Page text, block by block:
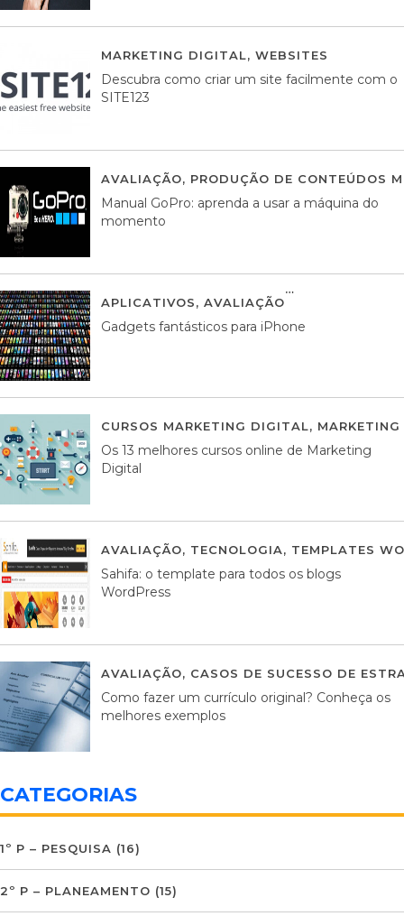
MARKETING DIGITAL, WEBSITES
Descubra como criar um site facilmente com o
SITE123
AVALIAÇÃO, PRODUÇÃO DE CONTEÚDOS
Manual GoPro: aprenda a usar a máquina do
momento
APLICATIVOS, AVALIAÇÃO
Gadgets fantásticos para iPhone
CURSOS MARKETING DIGITAL,
Os 13 melhores cursos online de Marketing
Digital
AVALIAÇÃO, TECNOLOGIA, TEMPLATES
Sahifa: o template para todos os blogs
WordPress
AVALIAÇÃO, CASOS DE SUCESSO DE
Como fazer um currículo original? Conheça os
melhores exemplos
CATEGORIAS
1º P – PESQUISA (16)
2º P – PLANEAMENTO (15)